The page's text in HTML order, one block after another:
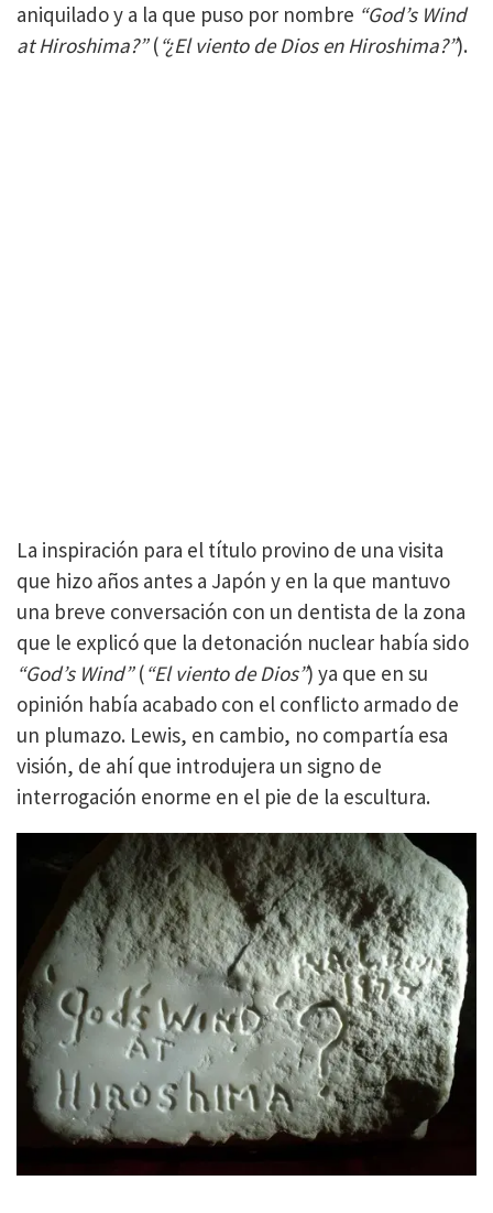
aniquilado y a la que puso por nombre “God’s Wind
at Hiroshima?”(“¿El viento de Dios en Hiroshima?”).
La inspiración para el título provino de una visita
que hizo años antes a Japón y en la que mantuvo
una breve conversación con un dentista de la zona
que le explicó que la detonación nuclear había sido
“God’s Wind”(“El viento de Dios”) ya que en su
opinión había acabado con el conflicto armado de
un plumazo. Lewis, en cambio, no compartía esa
visión, de ahí que introdujera un signo de
interrogación enorme en el pie de la escultura.